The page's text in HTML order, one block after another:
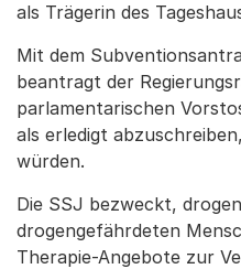
als Trägerin des
Mit dem
beantragt der
parlamentarischen
als erledigt
würden.
Die SSJ bezweckt,
drogengefährdeten
Therapie-Angebote zur